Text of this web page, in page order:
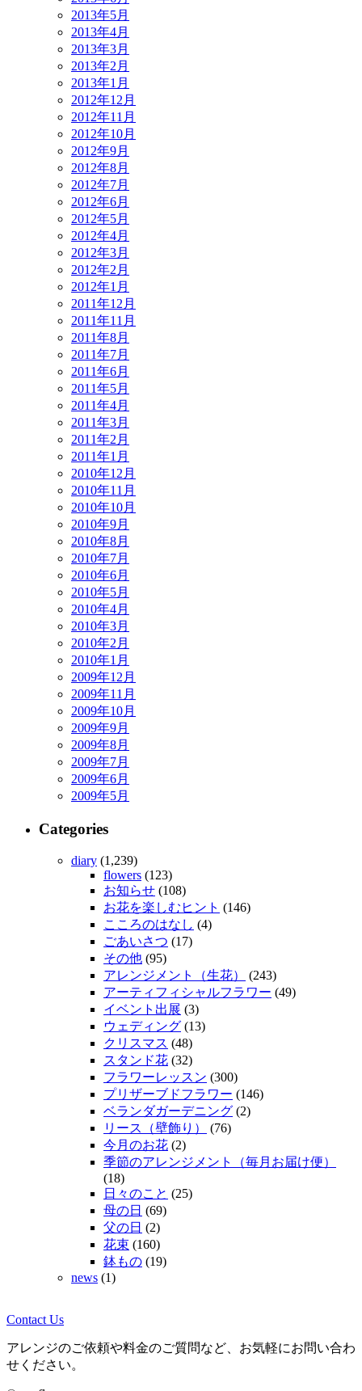
2013年5月
2013年4月
2013年3月
2013年2月
2013年1月
2012年12月
2012年11月
2012年10月
2012年9月
2012年8月
2012年7月
2012年6月
2012年5月
2012年4月
2012年3月
2012年2月
2012年1月
2011年12月
2011年11月
2011年8月
2011年7月
2011年6月
2011年5月
2011年4月
2011年3月
2011年2月
2011年1月
2010年12月
2010年11月
2010年10月
2010年9月
2010年8月
2010年7月
2010年6月
2010年5月
2010年4月
2010年3月
2010年2月
2010年1月
2009年12月
2009年11月
2009年10月
2009年9月
2009年8月
2009年7月
2009年6月
2009年5月
Categories
diary (1,239)
flowers (123)
お知らせ (108)
お花を楽しむヒント (146)
こころのはなし (4)
ごあいさつ (17)
その他 (95)
アレンジメント（生花）
(243)
アーティフィシャルフラワー (49)
イベント出展 (3)
ウェディング (13)
クリスマス (48)
スタンド花 (32)
フラワーレッスン (300)
プリザーブドフラワー (146)
ベランダガーデニング (2)
リース（壁飾り）
(76)
今月のお花 (2)
季節のアレンジメント（毎月お届け便）
(18)
日々のこと (25)
母の日 (69)
父の日 (2)
花束 (160)
鉢もの (19)
news (1)
Contact Us
アレンジのご依頼や料金のご質問など、お気軽にお問い合わ
せください。